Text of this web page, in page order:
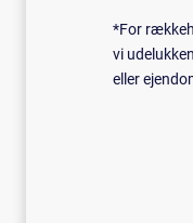
*For
vi
eller